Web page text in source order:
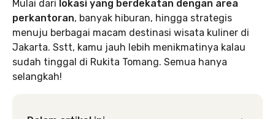
Mulai dari lokasi yang berdekatan dengan area
perkantoran, banyak hiburan, hingga strategis
menuju berbagai macam destinasi wisata kuliner di
Jakarta. Sstt, kamu jauh lebih menikmatinya kalau
sudah tinggal di Rukita Tomang. Semua hanya
selangkah!